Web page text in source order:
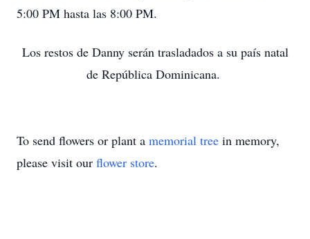
5:00 PM hasta las 8:00 PM.
Los restos de Danny serán trasladados a su país natal
de República Dominicana.
To send flowers or plant a memorial tree in memory,
please visit our flower store.